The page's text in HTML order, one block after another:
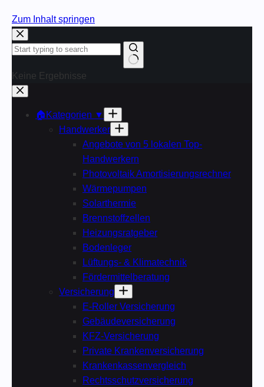
Zum Inhalt springen
Keine Ergebnisse
🏠Kategorien ▼
Handwerker
Angebote von 5 lokalen Top-
Handwerkern
Photovoltaik Amortisierungsrechner
Wärmepumpen
Solarthermie
Brennstoffzellen
Heizungsratgeber
Bodenleger
Lüftungs- & Klimatechnik
Fördermittelberatung
Versicherung
E-Roller Versicherung
Gebäudeversicherung
KFZ-Versicherung
Private Krankenversicherung
Krankenkassenvergleich
Rechtsschutzversicherung